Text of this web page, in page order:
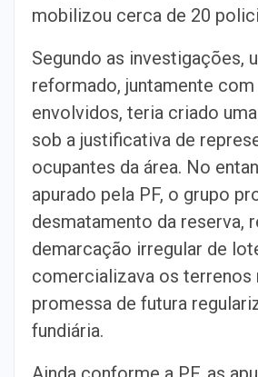
mobilizou cerca de 20
Segundo as investigações,
reformado, juntamente
envolvidos, teria criado
sob a justificativa de
ocupantes da área. No
apurado pela PF, o grupo
desmatamento da reserva,
demarcação irregular de
comercializava os terrenos
promessa de futura
fundiária.